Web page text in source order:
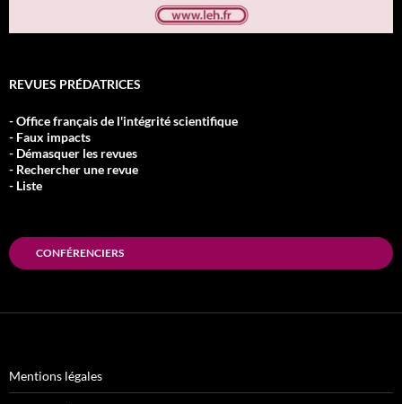
REVUES PRÉDATRICES
- Office français de l'intégrité scientifique
- Faux impacts
- Démasquer les revues
- Rechercher une revue
- Liste
CONFÉRENCIERS
Mentions légales